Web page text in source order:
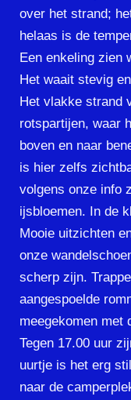
over het strand;
helaas is de
Een enkeling zien
Het waait stevig
Het vlakke strand
rotspartijen, waar
boven en naar
is hier zelfs
volgens onze info
ijsbloemen. In de
Mooie uitzichten
onze
scherp zijn.
aangespoelde
meegekomen met
Tegen 17.00 uur
uurtje is het erg
naar de